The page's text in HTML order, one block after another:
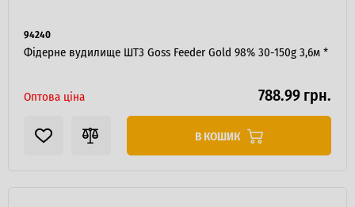
94240
Фідерне вудилище ШТ3 Goss Feeder Gold 98% 30-150g 3,6м *
Оптова ціна 788.99 грн.
В КОШИК